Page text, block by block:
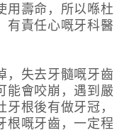
用壽命，所以喺杜
有責任心嘅牙科醫
，失去牙髓嘅牙齒
能會咬崩，遇到嚴
根後有做牙冠，
根嘅牙齒，一定程